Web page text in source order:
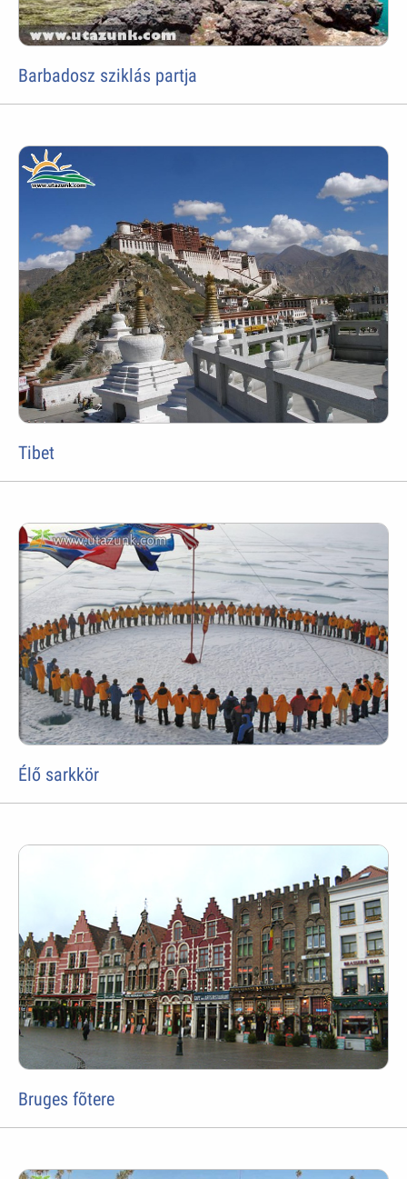
Barbadosz sziklás partja
Tibet
Élő sarkkör
Bruges fõtere